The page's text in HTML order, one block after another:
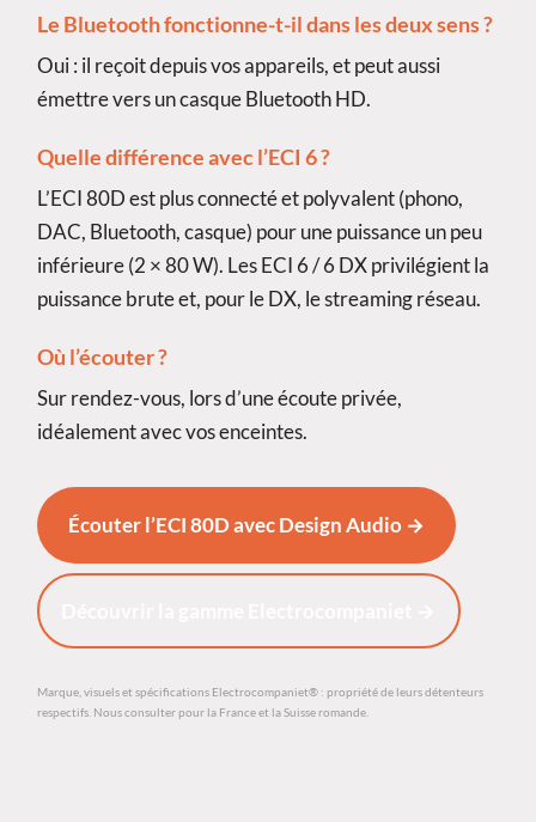
Le Bluetooth fonctionne-t-il dans les deux sens ?
Oui : il reçoit depuis vos appareils, et peut aussi
émettre vers un casque Bluetooth HD.
Quelle différence avec l’ECI 6 ?
L’ECI 80D est plus connecté et polyvalent (phono,
DAC, Bluetooth, casque) pour une puissance un peu
inférieure (2 × 80 W). Les ECI 6 / 6 DX privilégient la
puissance brute et, pour le DX, le streaming réseau.
Où l’écouter ?
Sur rendez-vous, lors d’une écoute privée,
idéalement avec vos enceintes.
Écouter l’ECI 80D avec Design Audio →
Marque, visuels et spécifications Electrocompaniet® : propriété de leurs détenteurs
respectifs. Nous consulter pour la France et la Suisse romande.